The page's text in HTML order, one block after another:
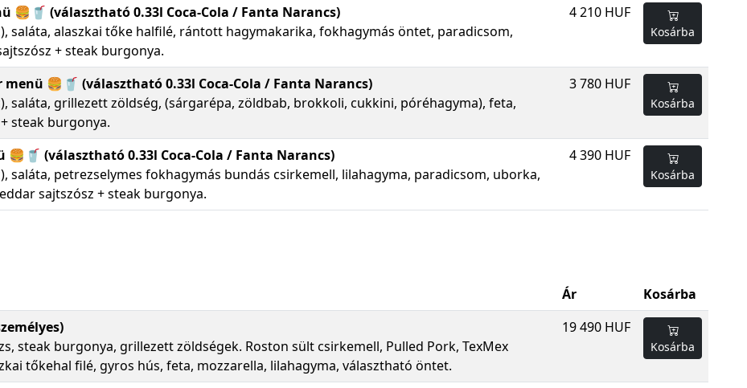
🍔🥤 (választható 0.33l Coca-Cola / Fanta Narancs)
saláta, alaszkai tőke halfilé, rántott hagymakarika, fokhagymás öntet, paradicsom,
+ steak burgonya.
4 210 HUF
Kosárba
🍔🥤 (választható 0.33l Coca-Cola / Fanta Narancs)
saláta, grillezett zöldség, (sárgarépa, zöldbab, brokkoli, cukkini, póréhagyma), feta,
steak burgonya.
3 780 HUF
Kosárba
🍔🥤 (választható 0.33l Coca-Cola / Fanta Narancs)
saláta, petrezselymes fokhagymás bundás csirkemell, lilahagyma, paradicsom, uborka,
sajtszósz + steak burgonya.
4 390 HUF
Kosárba
Ár
Kosárba
steak burgonya, grillezett zöldségek. Roston sült csirkemell, Pulled Pork, TexMex
tőkehal filé, gyros hús, feta, mozzarella, lilahagyma, választható öntet.
19 490 HUF
Kosárba